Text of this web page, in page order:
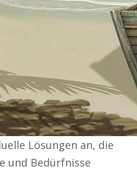
Lösungen an, die
und Bedürfnisse